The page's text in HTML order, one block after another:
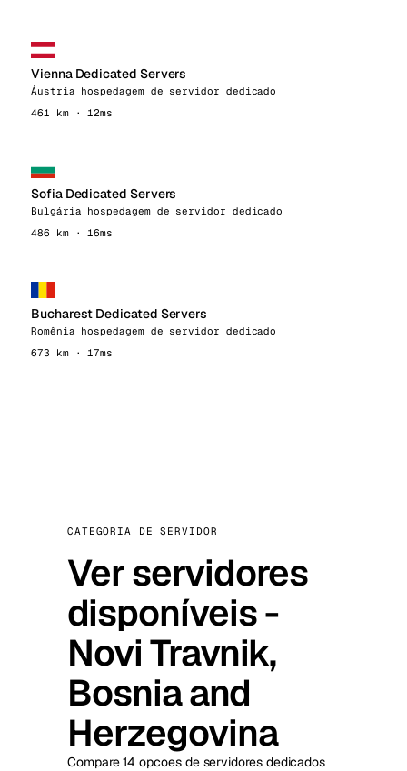
Vienna Dedicated Servers
Áustria hospedagem de servidor dedicado
461 km · 12ms
Sofia Dedicated Servers
Bulgária hospedagem de servidor dedicado
486 km · 16ms
Bucharest Dedicated Servers
Romênia hospedagem de servidor dedicado
673 km · 17ms
CATEGORIA DE SERVIDOR
Ver servidores
disponíveis -
Novi Travnik,
Bosnia and
Herzegovina
Compare 14 opcoes de servidores dedicados